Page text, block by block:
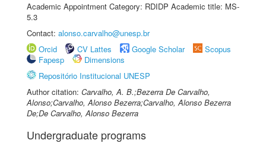
Academic Appointment Category: RDIDP Academic title: MS-
5.3
Contact: alonso.carvalho@unesp.br
Orcid
CV Lattes Google Scholar
Scopus
Fapesp
Dimensions
Repositório Institucional UNESP
Author citation: Carvalho, A. B.;Bezerra De Carvalho,
Alonso;Carvalho, Alonso Bezerra;Carvalho, Alonso Bezerra
De;De Carvalho, Alonso Bezerra
Undergraduate programs